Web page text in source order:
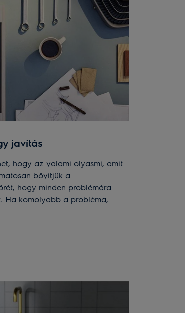
javítás
hogy az valami olyasmi, amit
bővítjük a
hogy minden problémára
Ha komolyabb a probléma,